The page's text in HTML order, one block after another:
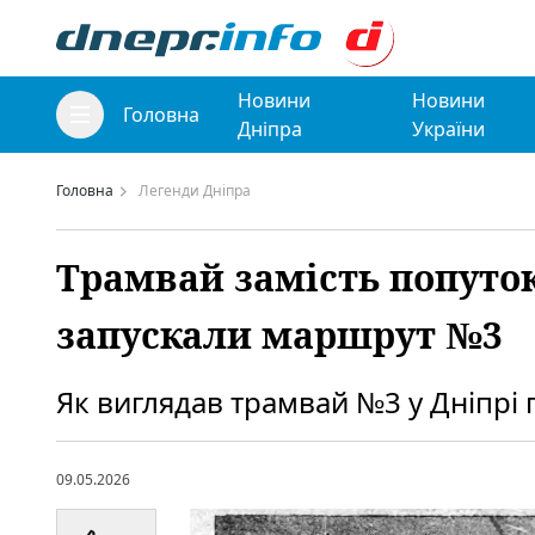
Головна
Новини
Дніпра
Новини
України
Головна Легенди Дніпра
Трамвай замість
запускали маршрут №3
Як виглядав трамвай №3 у Дніпрі
09.05.2026